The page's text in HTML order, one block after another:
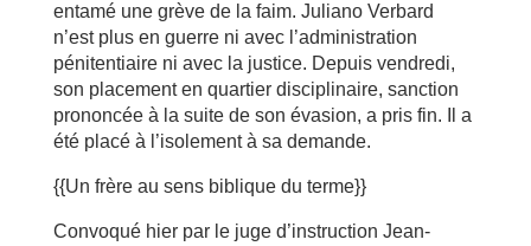
entamé une grève de la faim. Juliano Verbard
n’est plus en guerre ni avec l’administration
pénitentiaire ni avec la justice. Depuis vendredi,
son placement en quartier disciplinaire, sanction
prononcée à la suite de son évasion, a pris fin. Il a
été placé à l’isolement à sa demande.
{{Un frère au sens biblique du terme}}
Convoqué hier par le juge d’instruction Jean-